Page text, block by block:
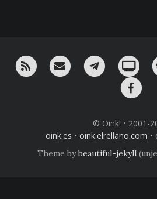
RSS ¡Mándame un email!
¡Nuestro
© Oink! • 2001-
oink.es • oink.elrellano.com •
Theme bybeautiful-jekyll